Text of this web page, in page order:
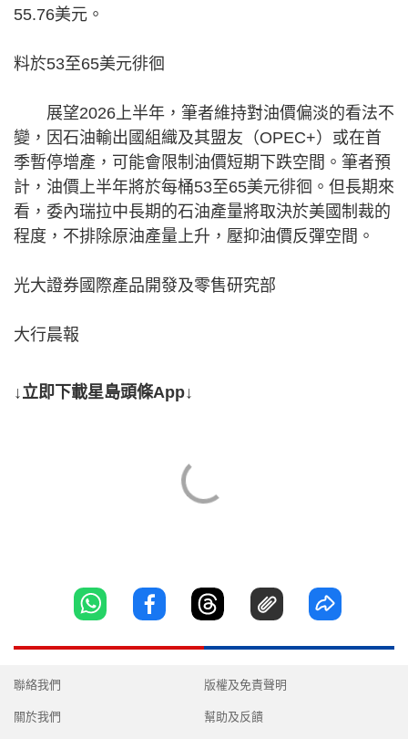
55.76美元。
料於53至65美元徘徊
展望2026上半年，筆者維持對油價偏淡的看法不
變，因石油輸出國組織及其盟友（OPEC+）或在首
季暫停增產，可能會限制油價短期下跌空間。筆者預
計，油價上半年將於每桶53至65美元徘徊。但長期來
看，委內瑞拉中長期的石油產量將取決於美國制裁的
程度，不排除原油產量上升，壓抑油價反彈空間。
光大證券國際產品開發及零售研究部
大行晨報
↓立即下載星島頭條App↓
聯絡我們
關於我們
版權及免責聲明
幫助及反饋